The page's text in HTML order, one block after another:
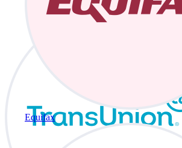
Equifax